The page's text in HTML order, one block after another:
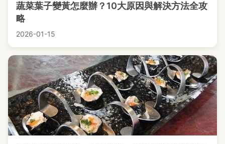
蔬菜葉子變黃怎麼辦？10大原因與解決方法全攻
略
2026-01-15